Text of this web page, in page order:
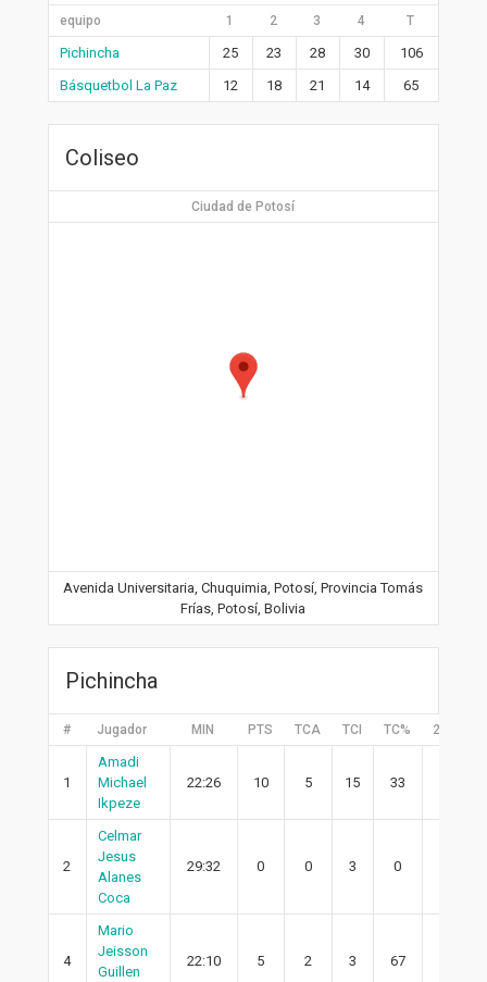
equipo 1 2 3 4 T
Pichincha 25 23 28 30
106
Básquetbol La Paz
12 18 21 14 65
Coliseo
Ciudad de Potosí
Avenida Universitaria, Chuquimia, Potosí, Provincia Tomás
Frías, Potosí, Bolivia
Pichincha
# Jugador MIN PTS TCA TCI TC% 2PA
1
Amadi
Michael
Ikpeze
22:26 10 5 15 33
2
Celmar
Jesus
Alanes
Coca
29:32 0 0 3 0
4
Mario
Jeisson
Guillen
22:10 5 2 3 67